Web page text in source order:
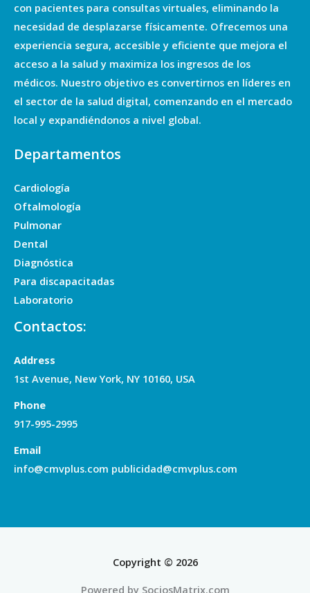
con pacientes para consultas virtuales, eliminando la
necesidad de desplazarse físicamente. Ofrecemos una
experiencia segura, accesible y eficiente que mejora el
acceso a la salud y maximiza los ingresos de los
médicos. Nuestro objetivo es convertirnos en líderes en
el sector de la salud digital, comenzando en el mercado
local y expandiéndonos a nivel global.
Departamentos
Cardiología
Oftalmología
Pulmonar
Dental
Diagnóstica
Para discapacitadas
Laboratorio
Contactos:
Address
1st Avenue, New York, NY 10160, USA
Phone
917-995-2995
Email
info@cmvplus.com publicidad@cmvplus.com
Copyright © 2026
Powered by SociosMatrix.com